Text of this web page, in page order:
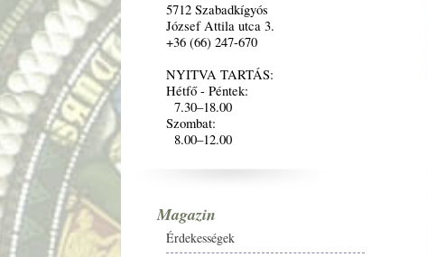
5712 Szabadkígyós
József Attila utca 3.
+36 (66) 247-670
NYITVA TARTÁS:
Hétfő - Péntek:
7.30–18.00
Szombat:
8.00–12.00
Magazin
Érdekességek